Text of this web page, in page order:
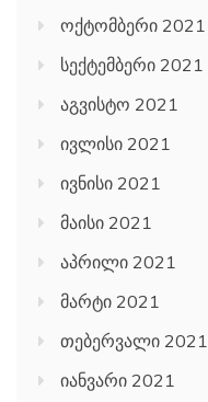
ოქტომბერი 2021
სექტემბერი 2021
აგვისტო 2021
ივლისი 2021
ივნისი 2021
მაისი 2021
აპრილი 2021
მარტი 2021
თებერვალი 2021
იანვარი 2021